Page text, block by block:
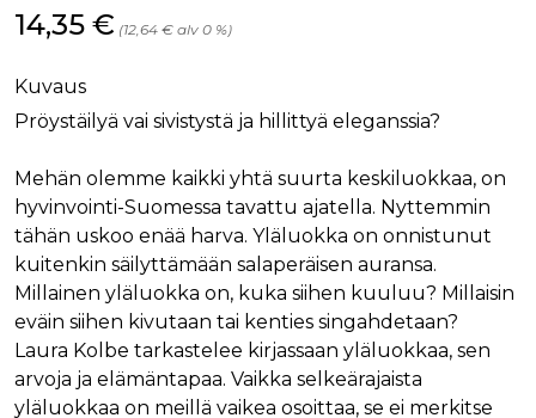
Hinta nyt
14,35 € (12,64 € alv 0 %)
Kuvaus
Pröystäilyä vai sivistystä ja hillittyä eleganssia?
Mehän olemme kaikki yhtä suurta keskiluokkaa, on
hyvinvointi-Suomessa tavattu ajatella. Nyttemmin
tähän uskoo enää harva. Yläluokka on onnistunut
kuitenkin säilyttämään salaperäisen auransa.
Millainen yläluokka on, kuka siihen kuuluu? Millaisin
eväin siihen kivutaan tai kenties singahdetaan?
Laura Kolbe tarkastelee kirjassaan yläluokkaa, sen
arvoja ja elämäntapaa. Vaikka selkeärajaista
yläluokkaa on meillä vaikea osoittaa, se ei merkitse